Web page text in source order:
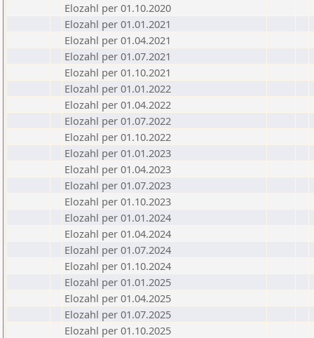
Elozahl per 01.10.2020
Elozahl per 01.01.2021
Elozahl per 01.04.2021
Elozahl per 01.07.2021
Elozahl per 01.10.2021
Elozahl per 01.01.2022
Elozahl per 01.04.2022
Elozahl per 01.07.2022
Elozahl per 01.10.2022
Elozahl per 01.01.2023
Elozahl per 01.04.2023
Elozahl per 01.07.2023
Elozahl per 01.10.2023
Elozahl per 01.01.2024
Elozahl per 01.04.2024
Elozahl per 01.07.2024
Elozahl per 01.10.2024
Elozahl per 01.01.2025
Elozahl per 01.04.2025
Elozahl per 01.07.2025
Elozahl per 01.10.2025